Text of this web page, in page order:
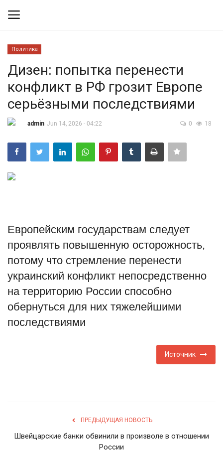
Контакты
Правила размещения
Экономика
Туризм
Недвижимость
Авто
Политика
Дизен: попытка перенести
конфликт в РФ грозит Европе
серьёзными последствиями
admin Jun 14, 2026 - 04:22 0 18
Европейским государствам следует
проявлять повышенную осторожность,
потому что стремление перенести
украинский конфликт непосредственно
на территорию России способно
обернуться для них тяжелейшими
последствиями
Источник
ПРЕДЫДУЩАЯ НОВОСТЬ
Швейцарские банки обвинили в произволе в отношении
России